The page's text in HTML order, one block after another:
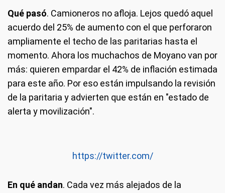
Qué pasó. Camioneros no afloja. Lejos quedó aquel
acuerdo del 25% de aumento con el que perforaron
ampliamente el techo de las paritarias hasta el
momento. Ahora los muchachos de Moyano van por
más: quieren empardar el 42% de inflación estimada
para este año. Por eso están impulsando la revisión
de la paritaria y advierten que están en "estado de
alerta y movilización".
https://twitter.com/
En qué andan. Cada vez más alejados de la